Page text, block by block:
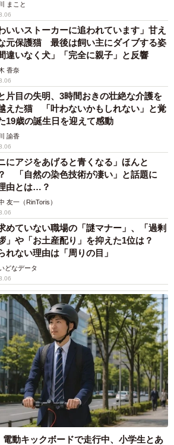
まこと
いいストーカーに追われています」甘え
元保護猫 最後は飼い主にダイブする姿
違いなく犬」「完全に親子」と反響
香奈
片目の失明、3時間おきの壮絶な介護を
えた猫 「叶わないかもしれない」と覚
19歳の誕生日を迎えて感動
諭香
にアジをあげると青くなる」ほんと
「自然の染色技術が凄い」と話題に
由とは…？
友一（RinToris）
めていない職場の「謎マナー」、「過剰
」や「お土産配り」を抑えた1位は？
れない理由は「周りの目」
どなデータ
動キックボードで走行中、小学生とあ